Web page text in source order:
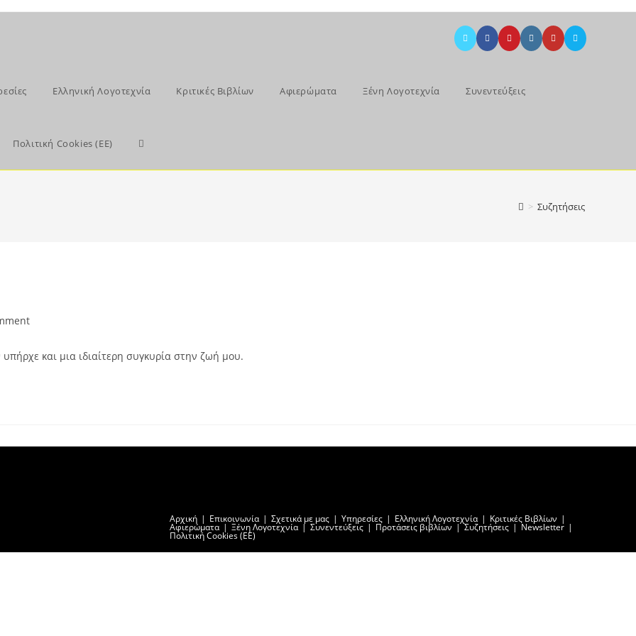
Ελληνική Λογοτεχνία Κριτικές Βιβλίων Αφιερώματα Ξένη Λογοτεχνία Συνεντεύξεις
Πολιτική Cookies (ΕΕ) Toggle
> Συζητήσεις
και μια ιδιαίτερη συγκυρία στην ζωή μου.
Αρχική Επικοινωνία Σχετικά με μας Υπηρεσίες Ελληνική Λογοτεχνία Κριτικές Βιβλίων
Αφιερώματα Ξένη Λογοτεχνία Συνεντεύξεις Προτάσεις βιβλίων Συζητήσεις Newsletter
Πολιτική Cookies (ΕΕ)